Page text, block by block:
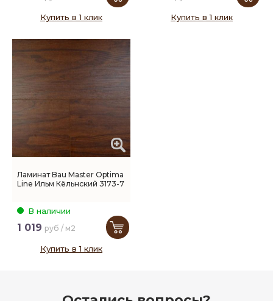
Купить в 1 клик Купить в 1 клик
Ламинат Bau Master Optima
Line Ильм Кёльнский 3173-7
В наличии
1 019 руб / м2
Купить в 1 клик